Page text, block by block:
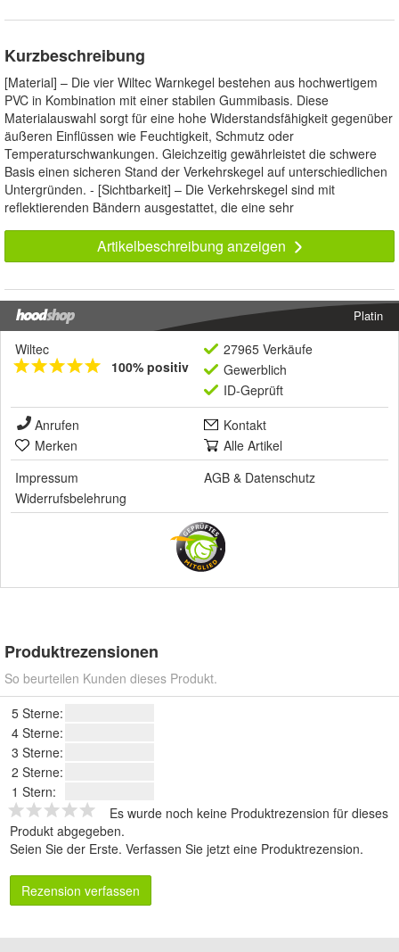
Kurzbeschreibung
[Material] – Die vier Wiltec Warnkegel bestehen aus hochwertigem
PVC in Kombination mit einer stabilen Gummibasis. Diese
Materialauswahl sorgt für eine hohe Widerstandsfähigkeit gegenüber
äußeren Einflüssen wie Feuchtigkeit, Schmutz oder
Temperaturschwankungen. Gleichzeitig gewährleistet die schwere
Basis einen sicheren Stand der Verkehrskegel auf unterschiedlichen
Untergründen. - [Sichtbarkeit] – Die Verkehrskegel sind mit
reflektierenden Bändern ausgestattet, die eine sehr
Artikelbeschreibung anzeigen
Platin
Wiltec
100% positiv
27965 Verkäufe
Gewerblich
ID-Geprüft
Anrufen
Kontakt
Merken
Alle Artikel
Impressum
AGB & Datenschutz
Widerrufsbelehrung
Produktrezensionen
So beurteilen Kunden dieses Produkt.
5 Sterne:
4 Sterne:
3 Sterne:
2 Sterne:
1 Stern:
Es wurde noch keine Produktrezension für dieses
Produkt abgegeben.
Seien Sie der Erste. Verfassen Sie jetzt eine Produktrezension.
Rezension verfassen